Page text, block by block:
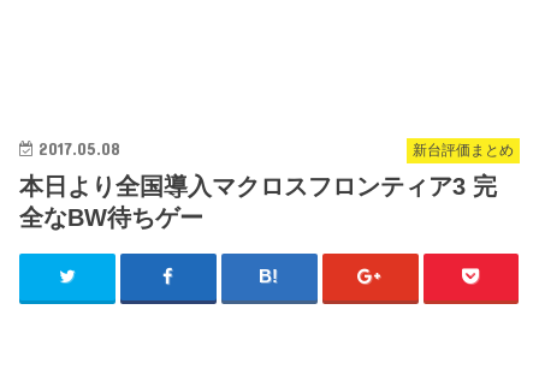
新台評価まとめ
2017.05.08
本日より全国導入マクロスフロンティア3 完
全なBW待ちゲー